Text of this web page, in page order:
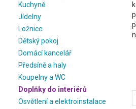
Kuchyně
Jídelny
Ložnice
Dětský pokoj
Domácí kancelář
Předsíně a haly
Koupelny a WC
Doplňky do interiérů
Osvětlení a elektroinstalace